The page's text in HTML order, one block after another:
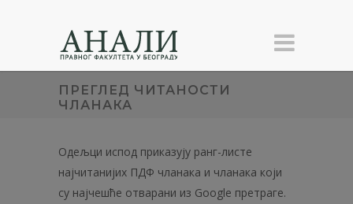
ПРЕГЛЕД ЧИТАНОСТИ
ЧЛАНАКА
Одељци испод приказују ранг-листе
најчитанијих ПДФ чланака и чланака који
су најчешће отварани из Google претраге.